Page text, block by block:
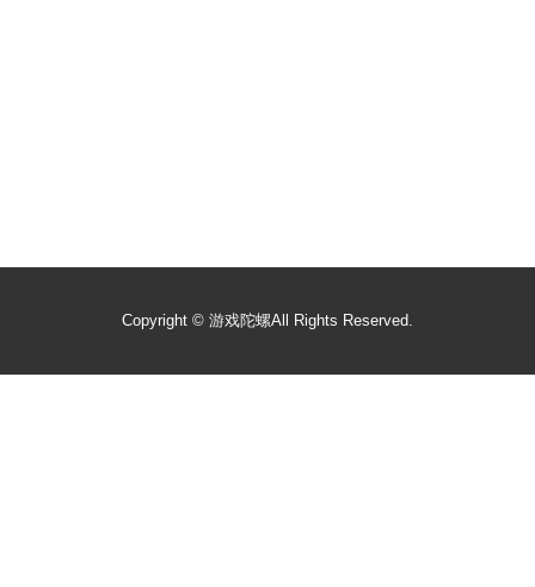
Copyright © 游戏陀螺All Rights Reserved.